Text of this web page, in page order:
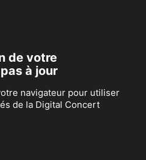
de votre
à jour
navigateur pour utiliser
de la Digital Concert